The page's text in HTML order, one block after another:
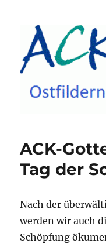
ACK-
Tag der
Nach der
werden wir auch
Schöpfung